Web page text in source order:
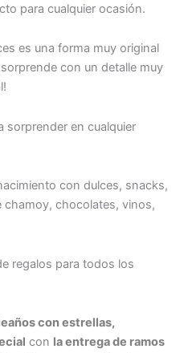
para cualquier ocasión.
es una forma muy original
con un detalle muy
sorprender en cualquier
con dulces, snacks,
chamoy, chocolates, vinos,
regalos para todos los
con estrellas,
con la entrega de ramos